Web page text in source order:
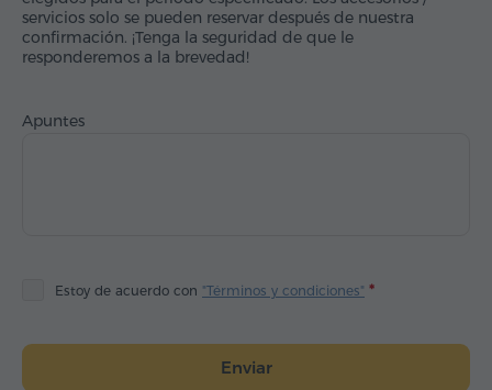
servicios solo se pueden reservar después de nuestra
confirmación. ¡Tenga la seguridad de que le
responderemos a la brevedad!
Apuntes
Estoy de acuerdo con "Términos y condiciones"
Enviar